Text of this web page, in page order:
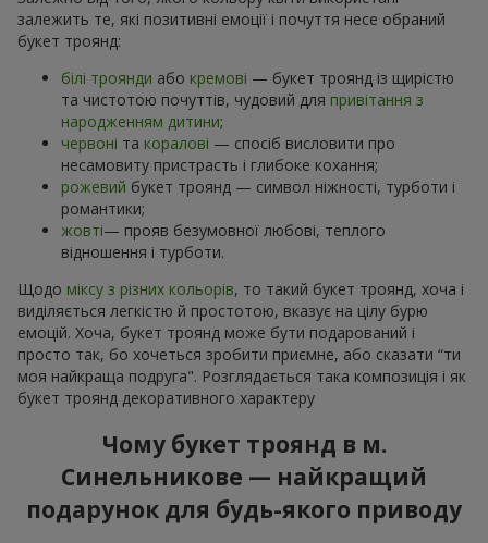
залежить те, які позитивні емоції і почуття несе обраний
букет троянд:
білі троянди або кремові — букет троянд із щирістю
та чистотою почуттів, чудовий для привітання з
народженням дитини;
червоні та коралові — спосіб висловити про
несамовиту пристрасть і глибоке кохання;
рожевий букет троянд — символ ніжності, турботи і
романтики;
жовті— прояв безумовної любові, теплого
відношення і турботи.
Щодо міксу з різних кольорів, то такий букет троянд, хоча і
виділяється легкістю й простотою, вказує на цілу бурю
емоцій. Хоча, букет троянд може бути подарований і
просто так, бо хочеться зробити приємне, або сказати “ти
моя найкраща подруга". Розглядається така композиція і як
букет троянд декоративного характеру
Чому букет троянд в м.
Синельникове — найкращий
подарунок для будь-якого приводу